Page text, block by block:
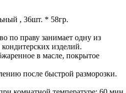
, 36шт. * 58гр.
по праву занимает одну из
изделий.
в масле, покрытое
после быстрой разморозки.